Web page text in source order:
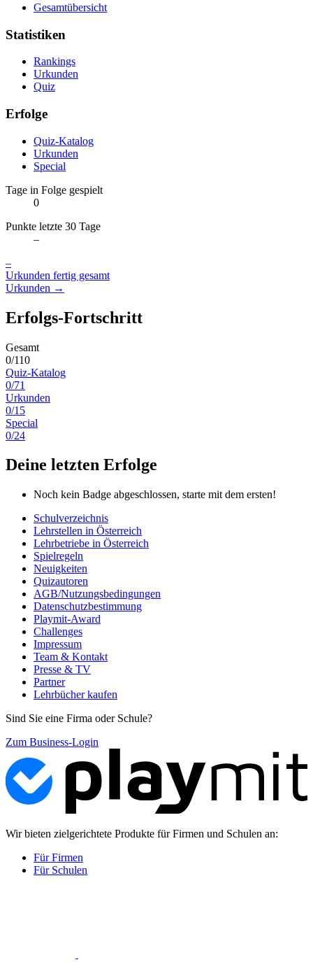
Gesamtübersicht
Statistiken
Rankings
Urkunden
Quiz
Erfolge
Quiz-Katalog
Urkunden
Special
Tage in Folge gespielt
0
Punkte letzte 30 Tage
–
–
Urkunden fertig gesamt
Urkunden →
Erfolgs-Fortschritt
Gesamt
0/110
Quiz-Katalog
0/71
Urkunden
0/15
Special
0/24
Deine letzten Erfolge
Noch kein Badge abgeschlossen, starte mit dem ersten!
Schulverzeichnis
Lehrstellen in Österreich
Lehrbetriebe in Österreich
Spielregeln
Neuigkeiten
Quizautoren
AGB/Nutzungsbedingungen
Datenschutzbestimmung
Playmit-Award
Challenges
Impressum
Team & Kontakt
Presse & TV
Partner
Lehrbücher kaufen
Sind Sie eine Firma oder Schule?
Zum Business-Login
Wir bieten zielgerichtete Produkte für Firmen und Schulen an:
Für Firmen
Für Schulen